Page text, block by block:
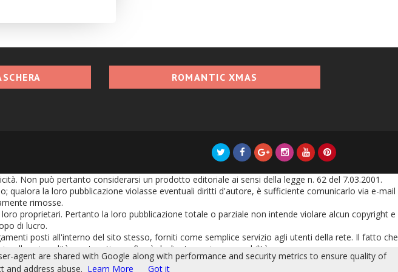
ROMANTIC XMAS
Non può pertanto considerarsi un prodotto editoriale ai sensi della legge n. 62 del 7.03.2001.
la loro pubblicazione violasse eventuali diritti d'autore, è sufficiente comunicarlo via e-mail
rimosse.
proprietari. Pertanto la loro pubblicazione totale o parziale non intende violare alcun copyright e
di lucro.
posti all'interno del sito stesso, forniti come semplice servizio agli utenti della rete. Il fatto che
cui qualità, contenuti e grafica è declinata ogni responsabilità.
Ciascun commento o post inserito vincola l'autore dello stesso ad ogni eventuale responsabilità
agent are shared with Google along with performance and security metrics to ensure quality of
and address abuse. Learn More Got it